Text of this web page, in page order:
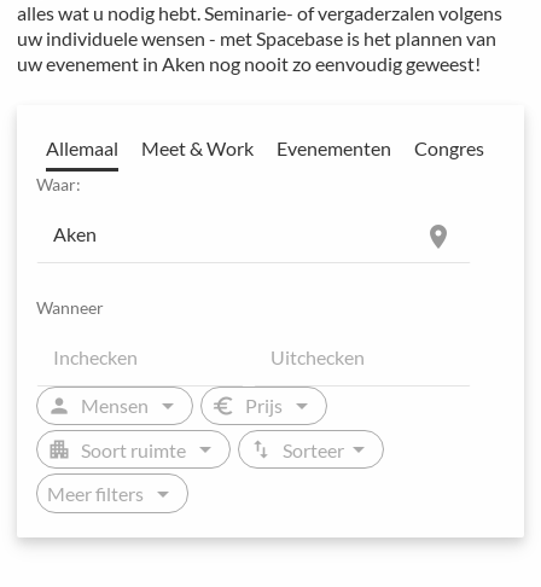
alles wat u nodig hebt. Seminarie- of vergaderzalen volgens
uw individuele wensen - met Spacebase is het plannen van
uw evenement in Aken nog nooit zo eenvoudig geweest!
Allemaal Meet & Work Evenementen Congres
Waar:
location_on
Wanneer
person Mensen arrow_drop_down euro Prijs arrow_drop_down
apartment Soort ruimte arrow_drop_down swap_vert Sorteer arrow_drop_down
Meer filters arrow_drop_down